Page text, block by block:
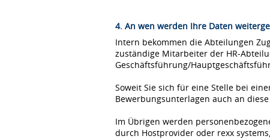
4. An wen werden Ihre Daten
Intern bekommen die Abteilungen
zuständige Mitarbeiter der HR-
Geschäftsführung/
Soweit Sie sich für eine Stelle bei
Bewerbungsunterlagen auch an
Im Übrigen werden
durch Hostprovider oder rexx